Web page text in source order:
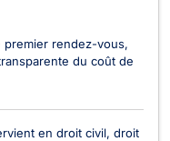
premier rendez-vous,
du coût de
en droit civil, droit